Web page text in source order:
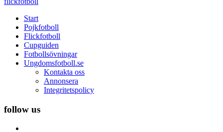
Start
Pojkfotboll
Flickfotboll
Cupguiden
Fotbollsövningar
Ungdomsfotboll.se
Kontakta oss
Annonsera
Integritetspolicy
follow us